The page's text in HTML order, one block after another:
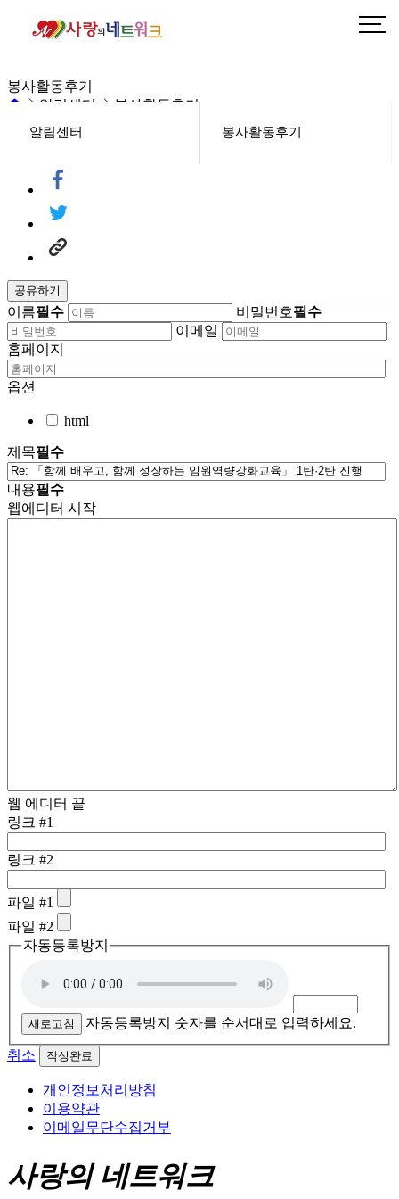
갤러리 글답변
봉사활동후기
알림센터
봉사활동후기
헤더설정
알림센터 봉사활동후기
공유하기
이름필수 비밀번호필수
이메일
홈페이지
옵션
html
제목필수
내용필수
웹에디터 시작
웹 에디터 끝
링크 #1
링크 #2
파일 #1
파일 #2
자동등록방지
새로고침 자동등록방지 숫자를 순서대로 입력하세요.
취소 작성완료
개인정보처리방침
이용약관
이메일무단수집거부
사랑의 네트워크